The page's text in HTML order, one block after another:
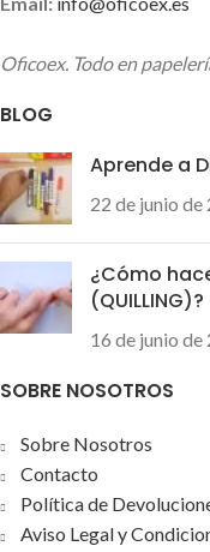
Oficoex. Todo en
BLOG
Aprende a
22 de junio de
¿Cómo
(QUILLING)?
16 de junio de
SOBRE NOSOTROS
Sobre Nosotros
Contacto
Política de
Aviso Legal y